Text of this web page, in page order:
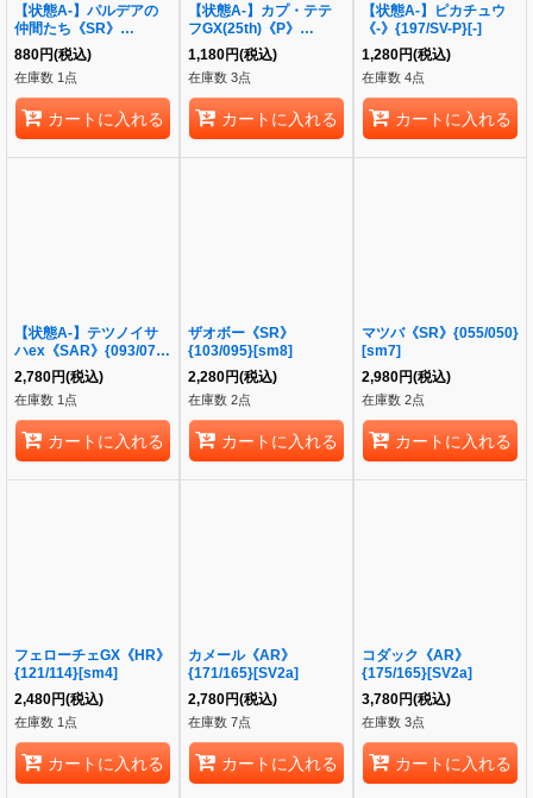
【状態A-】パルデアの
仲間たち《SR》
{195/187}[SV8a]
880円(税込)
在庫数 1点
カートに入れる
【状態A-】カプ・テテ
フGX(25th)《P》
{025/025}[S8a-P]
1,180円(税込)
在庫数 3点
カートに入れる
【状態A-】ピカチュウ
《-》{197/SV-P}[-]
1,280円(税込)
在庫数 4点
カートに入れる
【状態A-】テツノイサ
ハex《SAR》{093/071}
[-]
2,780円(税込)
在庫数 1点
カートに入れる
ザオボー《SR》
{103/095}[sm8]
2,280円(税込)
在庫数 2点
カートに入れる
マツバ《SR》{055/050}
[sm7]
2,980円(税込)
在庫数 2点
カートに入れる
フェローチェGX《HR》
{121/114}[sm4]
2,480円(税込)
在庫数 1点
カートに入れる
カメール《AR》
{171/165}[SV2a]
2,780円(税込)
在庫数 7点
カートに入れる
コダック《AR》
{175/165}[SV2a]
3,780円(税込)
在庫数 3点
カートに入れる